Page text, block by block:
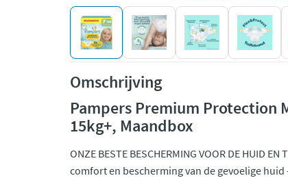
Omschrijving
Pampers Premium Protection
15kg+, Maandbox
ONZE BESTE BESCHERMING VOOR DE HUID
comfort en bescherming van de gevoelige